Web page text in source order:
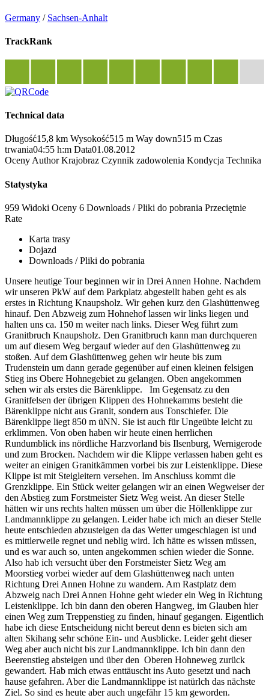
Germany / Sachsen-Anhalt
TrackRank
Technical data
Długość15,8 km Wysokość515 m Way down515 m Czas
trwania04:55 h:m Data01.08.2012
Oceny Author Krajobraz Czynnik zadowolenia Kondycja Technika
Statystyka
959 Widoki Oceny 6 Downloads / Pliki do pobrania Przeciętnie
Rate
Karta trasy
Dojazd
Downloads / Pliki do pobrania
Unsere heutige Tour beginnen wir in Drei Annen Hohne. Nachdem
wir unseren PkW auf dem Parkplatz abgestellt haben geht es als
erstes in Richtung Knaupsholz. Wir gehen kurz den Glashüttenweg
hinauf. Den Abzweig zum Hohnehof lassen wir links liegen und
halten uns ca. 150 m weiter nach links. Dieser Weg führt zum
Granitbruch Knaupsholz. Den Granitbruch kann man durchqueren
um auf diesem Weg bergauf wieder auf den Glashüttenweg zu
stoßen. Auf dem Glashüttenweg gehen wir heute bis zum
Trudenstein um dann gerade gegenüber auf einen kleinen felsigen
Stieg ins Obere Hohnegebiet zu gelangen. Oben angekommen
sehen wir als erstes die Bärenklippe. Im Gegensatz zu den
Granitfelsen der übrigen Klippen des Hohnekamms besteht die
Bärenklippe nicht aus Granit, sondern aus Tonschiefer. Die
Bärenklippe liegt 850 m üNN. Sie ist auch für Ungeübte leicht zu
erklimmen. Von oben haben wir heute einen herrlichen
Rundumblick ins nördliche Harzvorland bis Ilsenburg, Wernigerode
und zum Brocken. Nachdem wir die Klippe verlassen haben geht es
weiter an einigen Granitkämmen vorbei bis zur Leistenklippe. Diese
Klippe ist mit Steigleitern versehen. Im Anschluss kommt die
Grenzklippe. Ein Stück weiter gelangen wir an einen Wegweiser der
den Abstieg zum Forstmeister Sietz Weg weist. An dieser Stelle
hätten wir uns rechts halten müssen um über die Höllenklippe zur
Landmannklippe zu gelangen. Leider habe ich mich an dieser Stelle
heute entschieden abzusteigen da das Wetter umgeschlagen ist und
es mittlerweile regnet und neblig wird. Ich hätte es wissen müssen,
und es war auch so, unten angekommen schien wieder die Sonne.
Also hab ich versucht über den Forstmeister Sietz Weg am
Moorstieg vorbei wieder auf dem Glashüttenweg nach unten
Richtung Drei Annen Hohne zu wandern. Am Rastplatz dem
Abzweig nach Drei Annen Hohne geht wieder ein Weg in Richtung
Leistenklippe. Ich bin dann den oberen Hangweg, im Glauben hier
einen Weg zum Treppenstieg zu finden, hinauf gegangen. Eigentlich
habe ich diese Entscheidung nicht bereut denn es bieten sich am
alten Skihang sehr schöne Ein- und Ausblicke. Leider geht dieser
Weg aber auch nicht bis zur Landmannklippe. Ich bin dann den
Beerenstieg absteigen und über den Oberen Hohneweg zurück
gewandert. Hab mich etwas enttäuscht ins Auto gesetzt und nach
hause gefahren. Aber die Landmannklippe ist natürlch das nächste
Ziel. So sind es heute aber auch ungefähr 15 km geworden.